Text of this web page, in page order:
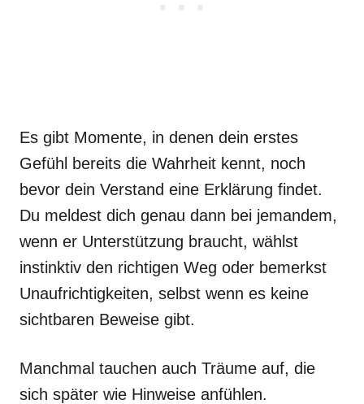
Es gibt Momente, in denen dein erstes
Gefühl bereits die Wahrheit kennt, noch
bevor dein Verstand eine Erklärung findet.
Du meldest dich genau dann bei jemandem,
wenn er Unterstützung braucht, wählst
instinktiv den richtigen Weg oder bemerkst
Unaufrichtigkeiten, selbst wenn es keine
sichtbaren Beweise gibt.
Manchmal tauchen auch Träume auf, die
sich später wie Hinweise anfühlen.